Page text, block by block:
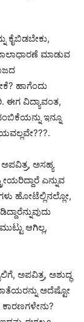
ಮಾಡುವ
ಹಾಗೆಂದು
ಈಗ ವಿದ್ಯಾವಂತ,
ಇನ್ನೂ
ಅಸಹ್ಯ
ಎನ್ನುವ
ಹೋಟೆಲ್ಲಿನಲ್ಲೋ,
ಆಗಿಲ್ಲ,
ಅಪವಿತ್ರ, ಅಶುದ್ಧ
ಅದೆಷ್ಟೋ